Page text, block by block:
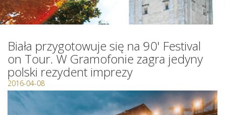
Biała przygotowuje się na 90' Festival
on Tour. W Gramofonie zagra jedyny
polski rezydent imprezy
2016-04-08